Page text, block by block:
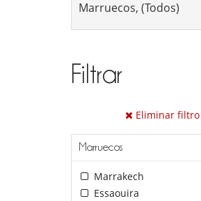
Filtrar
Eliminar filtro
Marruecos
Marrakech
Essaouira